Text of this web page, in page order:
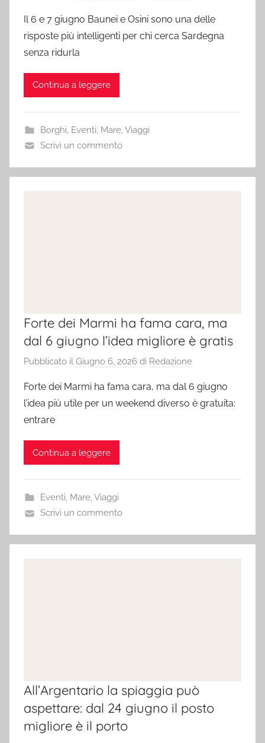
Il 6 e 7 giugno Baunei e Osini sono una delle
risposte più intelligenti per chi cerca Sardegna
senza ridurla
Continua a leggere
Borghi, Eventi, Mare,Viaggi
Scrivi un commento
Forte dei Marmi ha fama cara, ma
dal 6 giugno l’idea migliore è gratis
Pubblicato il Giugno 6, 2026 di Redazione
Forte dei Marmi ha fama cara, ma dal 6 giugno
l’idea più utile per un weekend diverso è gratuita:
entrare
Continua a leggere
Eventi, Mare,Viaggi
Scrivi un commento
All’Argentario la spiaggia può
aspettare: dal 24 giugno il posto
migliore è il porto